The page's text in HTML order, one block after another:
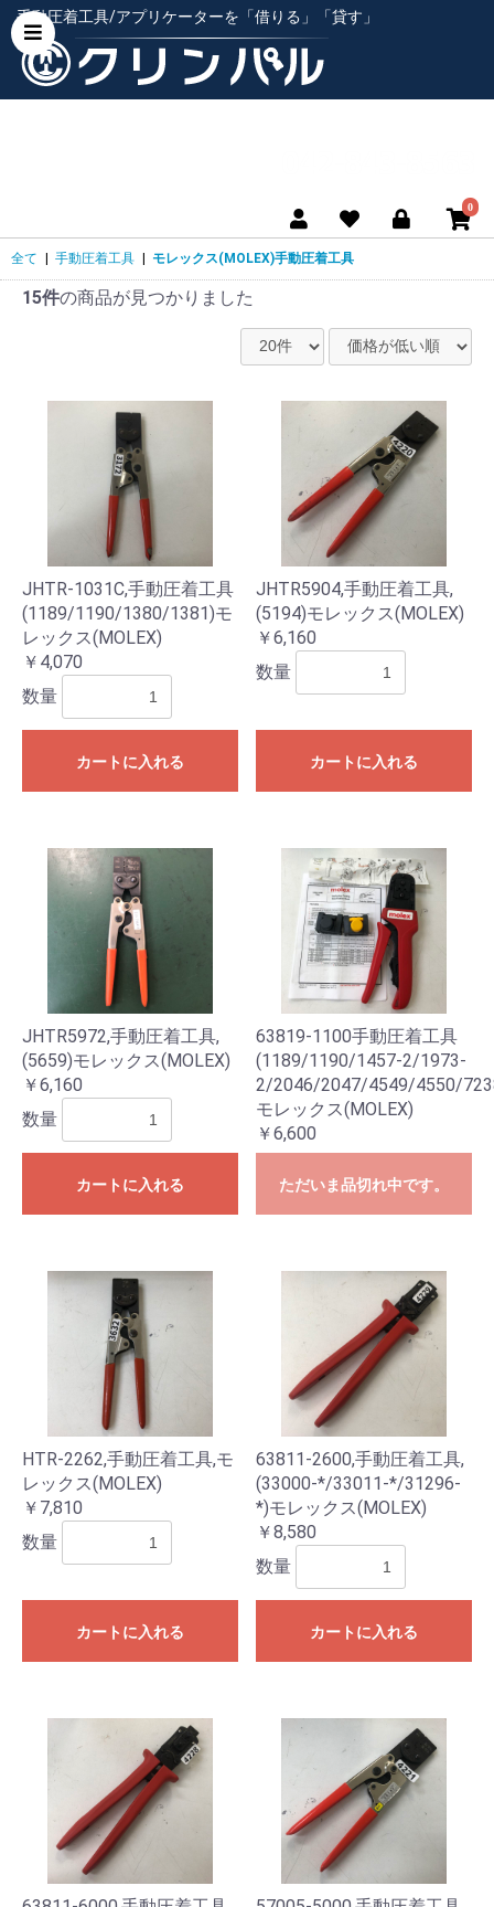
手動圧着工具/アプリケーターを「借りる」「貸す」
0
全て 手動圧着工具 モレックス(MOLEX)手動圧着工具
15件の商品が見つかりました
JHTR-1031C,手動圧着工具
(1189/1190/1380/1381)モ
レックス(MOLEX)
￥4,070
数量
カートに入れる
JHTR5904,手動圧着工具,
(5194)モレックス(MOLEX)
￥6,160
数量
カートに入れる
JHTR5972,手動圧着工具,
(5659)モレックス(MOLEX)
￥6,160
数量
カートに入れる
63819-1100手動圧着工具
(1189/1190/1457-2/1973-
2/2046/2047/4549/4550/
モレックス(MOLEX)
￥6,600
ただいま品切れ中です。
HTR-2262,手動圧着工具,モ
レックス(MOLEX)
￥7,810
数量
カートに入れる
63811-2600,手動圧着工具,
(33000-*/33011-*/31296-
*)モレックス(MOLEX)
￥8,580
数量
カートに入れる